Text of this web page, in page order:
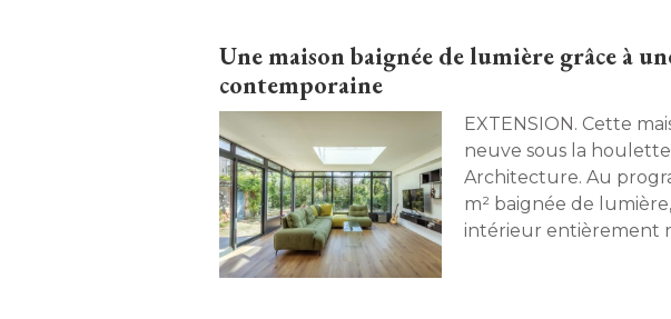
Une maison baignée de lumière grâce à
contemporaine
EXTENSION. Cette maison ancienne a fait peau
neuve sous la
Architecture. Au
m² baignée de
intérieur entièrement